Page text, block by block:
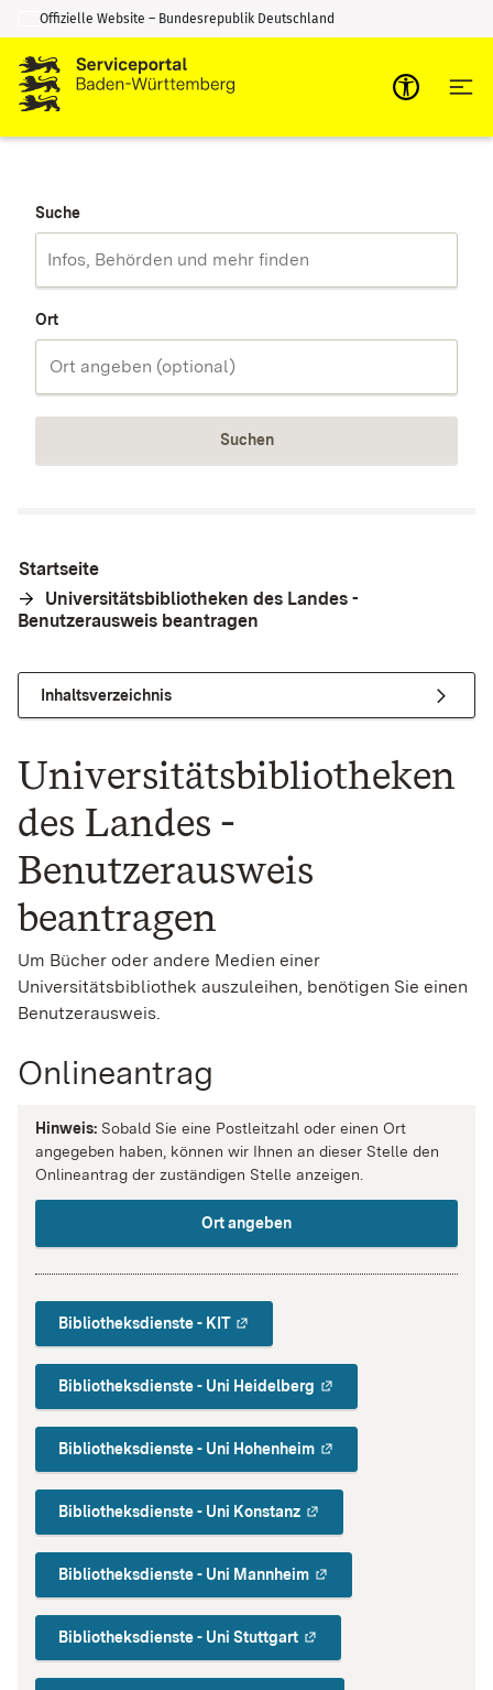
Zum Inhalt springen
Zur Suche springen
Offizielle Website – Bundesrepublik Deutschland
Suche
Ort
Suchen
Startseite
Universitätsbibliotheken des Landes -
Benutzerausweis beantragen
Inhaltsverzeichnis
Universitätsbibliotheken
des Landes -
Benutzerausweis
beantragen
Um Bücher oder andere Medien einer
Universitätsbibliothek auszuleihen, benötigen Sie einen
Benutzerausweis.
Onlineantrag
Hinweis: Sobald Sie eine Postleitzahl oder einen Ort
angegeben haben, können wir Ihnen an dieser Stelle den
Onlineantrag der zuständigen Stelle anzeigen.
Ort angeben
Bibliotheksdienste - KIT
Bibliotheksdienste - Uni Heidelberg
Bibliotheksdienste - Uni Hohenheim
Bibliotheksdienste - Uni Konstanz
Bibliotheksdienste - Uni Mannheim
Bibliotheksdienste - Uni Stuttgart